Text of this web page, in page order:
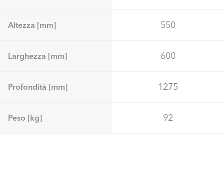
Altezza [mm] 550
Larghezza [mm] 600
Profondità [mm] 1275
Peso [kg] 92